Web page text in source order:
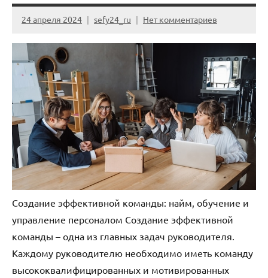
24 апреля 2024 sefy24_ru Нет комментариев
Создание эффективной команды: найм, обучение и
управление персоналом Создание эффективной
команды – одна из главных задач руководителя.
Каждому руководителю необходимо иметь команду
высококвалифицированных и мотивированных